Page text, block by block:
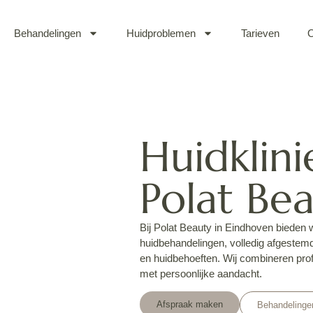
Behandelingen Huidproblemen Tarieven
Polat
Bij Polat Beauty in Eindhoven bieden
huidbehandelingen, volledig
en huidbehoeften. Wij combineren
met persoonlijke aandacht.
Afspraak maken